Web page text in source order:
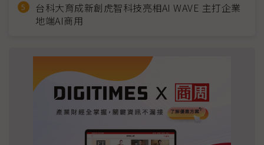
台科大育成新創虎智科技亮相AI WAVE 主打企業
地端AI商用